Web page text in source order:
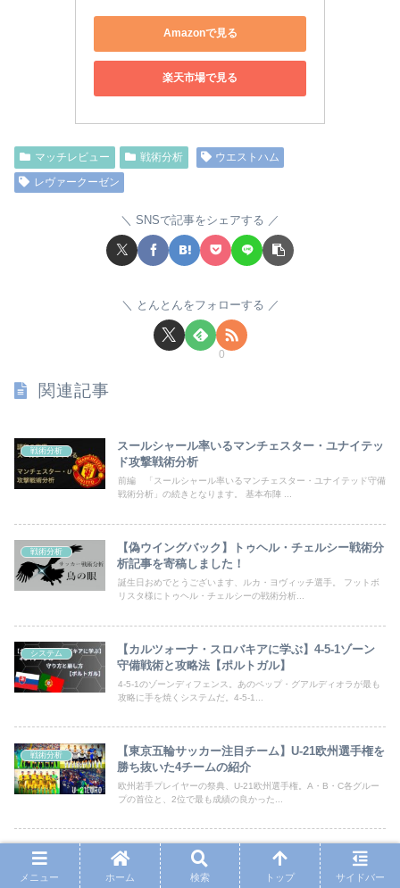
Amazonで見る
楽天市場で見る
マッチレビュー 戦術分析
ウエストハム
レヴァークーゼン
SNSで記事をシェアする
とんとんをフォローする
0
関連記事
戦術分析
スールシャール率いるマンチェスター・ユナイテッ
ド攻撃戦術分析
前編 「スールシャール率いるマンチェスター・ユナイテッド守備
戦術分析」の続きとなります。 基本布陣 ...
戦術分析
【偽ウイングバック】トゥヘル・チェルシー戦術分
析記事を寄稿しました！
誕生日おめでとうございます、ルカ・ヨヴィッチ選手。 フットボ
リスタ様にトゥヘル・チェルシーの戦術分析...
システム
【カルツォーナ・スロバキアに学ぶ】4-5-1ゾーン
守備戦術と攻略法【ポルトガル】
4-5-1のゾーンディフェンス。あのペップ・グアルディオラが最も
攻略に手を焼くシステムだ。4-5-1...
戦術分析
【東京五輪サッカー注目チーム】U-21欧州選手権を
勝ち抜いた4チームの紹介
欧州若手プレイヤーの祭典、U-21欧州選手権。A・B・C各グルー
プの首位と、2位で最も成績の良かった...
戦術分析
待望のプレミア参戦。”戦術マニア”ビエルサ率いる
リーズ戦術分析
メニュー ホーム 検索 トップ サイドバー